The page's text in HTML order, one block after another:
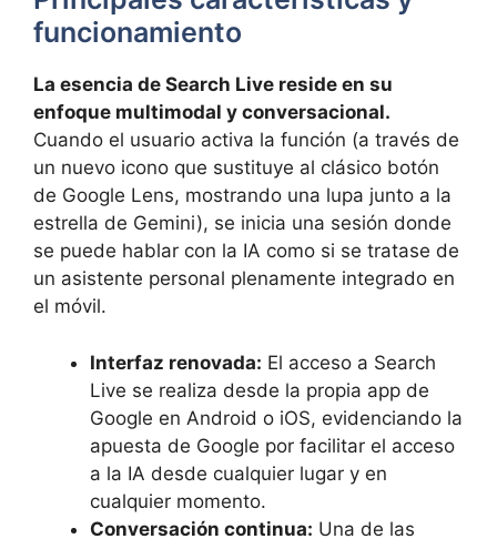
funcionamiento
La esencia de Search Live reside en su
enfoque multimodal y conversacional.
Cuando el usuario activa la función (a través de
un nuevo icono que sustituye al clásico botón
de Google Lens, mostrando una lupa junto a la
estrella de Gemini), se inicia una sesión donde
se puede hablar con la IA como si se tratase de
un asistente personal plenamente integrado en
el móvil.
Interfaz renovada: El acceso a Search
Live se realiza desde la propia app de
Google en Android o iOS, evidenciando la
apuesta de Google por facilitar el acceso
a la IA desde cualquier lugar y en
cualquier momento.
Conversación continua: Una de las